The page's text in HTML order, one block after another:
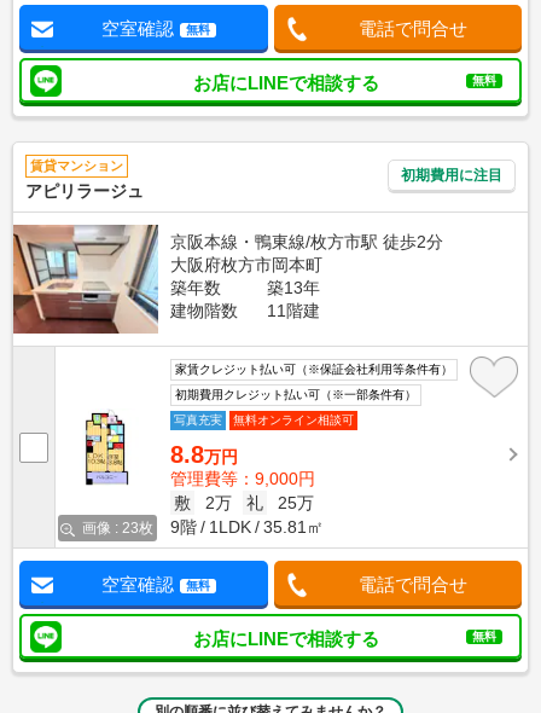
空室確認 無料 電話で問合せ
お店にLINEで相談する 無料
賃貸マンション
アピリラージュ
初期費用に注目
京阪本線・鴨東線/枚方市駅 徒歩2分
大阪府枚方市岡本町
築年数
築13年
建物階数
11階建
画像 : 23枚
家賃クレジット払い可（※保証会社利用等条件有）
初期費用クレジット払い可（※一部条件有）
写真充実
無料オンライン相談可
8.8万円
管理費等：9,000円
敷
2万 礼
25万
9階
1LDK 35.81㎡
空室確認 無料 電話で問合せ
お店にLINEで相談する 無料